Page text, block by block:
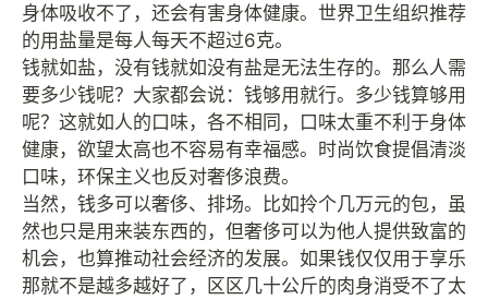
身体吸收不了，还会有害身体健康。世界卫生组织推荐
的用盐量是每人每天不超过6克。
钱就如盐，没有钱就如没有盐是无法生存的。那么人需
要多少钱呢？大家都会说：钱够用就行。多少钱算够用
呢？这就如人的口味，各不相同，口味太重不利于身体
健康，欲望太高也不容易有幸福感。时尚饮食提倡清淡
口味，环保主义也反对奢侈浪费。
当然，钱多可以奢侈、排场。比如拎个几万元的包，虽
然也只是用来装东西的，但奢侈可以为他人提供致富的
机会，也算推动社会经济的发展。如果钱仅仅用于享乐
那就不是越多越好了，区区几十公斤的肉身消受不了太